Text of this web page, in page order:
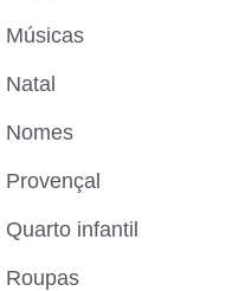
Músicas
Natal
Nomes
Provençal
Quarto infantil
Roupas